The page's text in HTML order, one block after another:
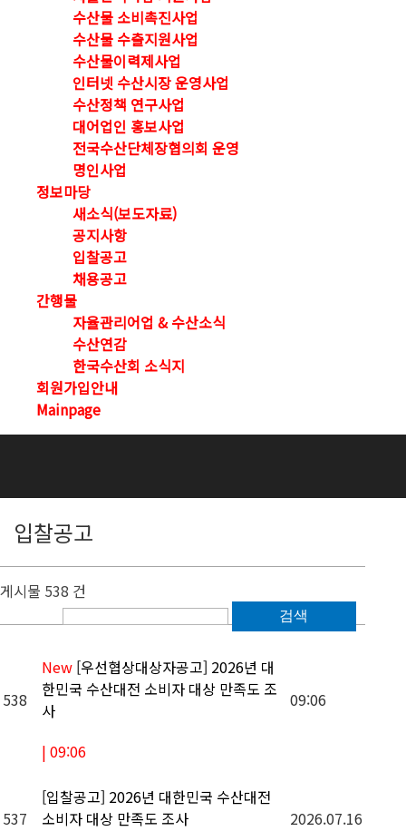
수산물 소비촉진사업
수산물 수출지원사업
수산물이력제사업
인터넷 수산시장 운영사업
수산정책 연구사업
대어업인 홍보사업
전국수산단체장협의회 운영
명인사업
정보마당
새소식(보도자료)
공지사항
입찰공고
채용공고
간행물
자율관리어업 & 수산소식
수산연감
한국수산회 소식지
회원가입안내
Mainpage
입찰공고
게시물 538 건
검색
538
New [우선협상대상자공고] 2026년 대
한민국 수산대전 소비자 대상 만족도 조
사
| 09:06
09:06
537
[입찰공고] 2026년 대한민국 수산대전
소비자 대상 만족도 조사
2026.07.16